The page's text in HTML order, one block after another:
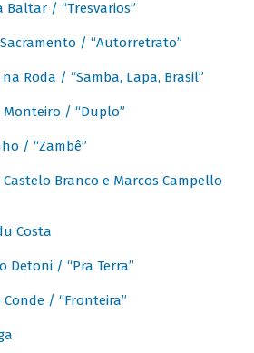
Baltar / “Tresvarios”
/ “Autorretrato”
Roda / “Samba, Lapa, Brasil”
/ “Duplo”
/ “Zambê”
Branco e Marcos Campello
Costa
Detoni / “Pra Terra”
Conde / “Fronteira”